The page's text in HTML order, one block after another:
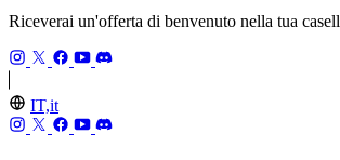
Riceverai un'offerta di benvenuto nella tua
IT,it